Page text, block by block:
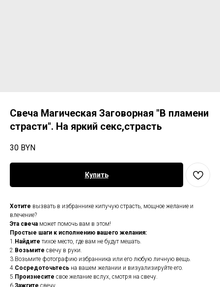
Свеча Магическая Заговорная "В пламени
страсти". На яркий секс,страсть
30 BYN
Купить
Хотите вызвать в избраннике кипучую страсть, мощное желание и
влечение?
Эта свеча может помочь вам в этом!
Простые шаги к исполнению вашего желания:
1. Найдите тихое место, где вам не будут мешать.
2. Возьмите свечу в руки.
3.Возьмите фотографию избранника или его любую личную вещь.
4.Сосредоточьтесь на вашем желании и визуализируйте его.
5. Произнесите свое желание вслух, смотря на свечу.